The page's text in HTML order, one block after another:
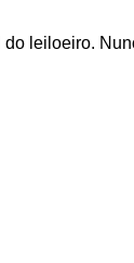
leiloeiro.